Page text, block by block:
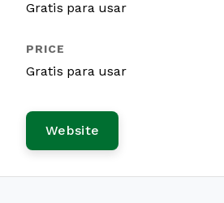
Gratis para usar
Gratis para usar
Website